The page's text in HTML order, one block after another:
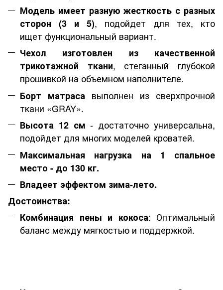
Модель имеет разную жесткость с разных
сторон (3 и 5), подойдет для тех, кто
ищет функциональный вариант.
Чехол изготовлен из качественной
трикотажной ткани, стеганный глубокой
прошивкой на объемном наполнителе.
Борт матраса выполнен из сверхпрочной
ткани «GRAY».
Высота 12 см - достаточно универсальна,
подойдет для многих моделей кроватей.
Максимальная нагрузка на 1 спальное
место - до 130 кг.
Владеет эффектом зима-лето.
Достоинства:
Комбинация пены и кокоса: Оптимальный
баланс между мягкостью и поддержкой.